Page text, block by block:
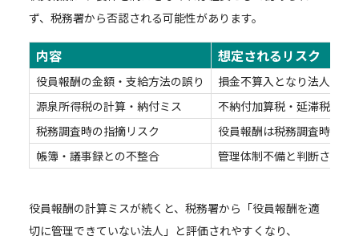
ず、税務署から否認される可能性があります。
内容 想定されるリスク
役員報酬の金額・支給方法の誤り
損金不算入となり法人税が
源泉所得税の計算・納付ミス
不納付加算税・延滞税の対
税務調査時の指摘リスク
役員報酬は税務調査時に特
帳簿・議事録との不整合
管理体制不備と判断され税
役員報酬の計算ミスが続くと、税務署から「役員報酬を適
切に管理できていない法人」と評価されやすくなり、